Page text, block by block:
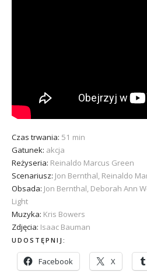
Czas trwania: 51 min
Gatunek: akcja
Reżyseria: Reinaldo Marcus Green
Scenariusz: Jon Bernthal, Reinaldo
Obsada: Jon Bernthal, Deborah Ann
Light
Muzyka: Kris Bowers
Zdjęcia: Isaac Bauman
UDOSTĘPNIJ:
Facebook X